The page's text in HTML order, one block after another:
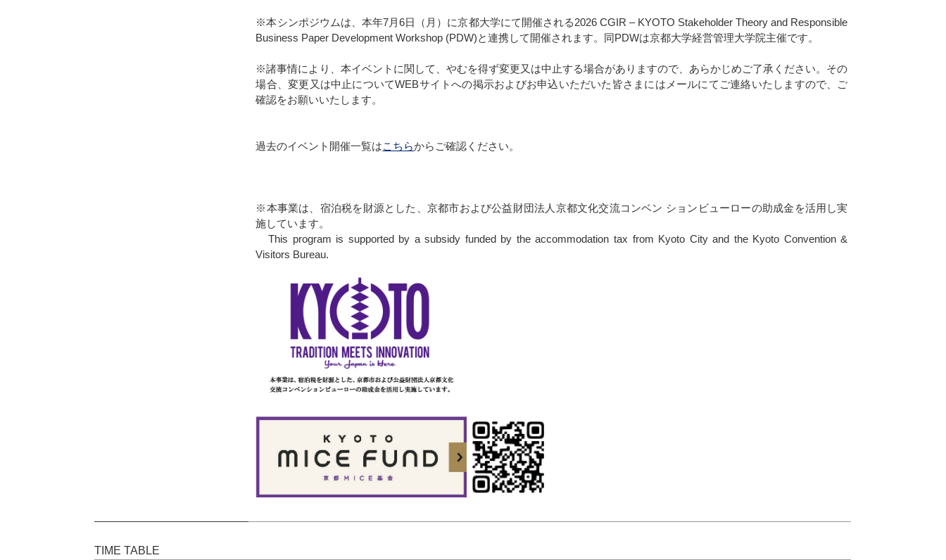
※本シンポジウムは、本年7月6日（月）に京都大学にて開催される2026 CGIR – KYOTO Stakeholder Theory and Responsible
Business Paper Development Workshop (PDW)と連携して開催されます。同PDWは京都大学経営管理大学院主催です。
※諸事情により、本イベントに関して、やむを得ず変更又は中止する場合がありますので、あらかじめご了承ください。その
場合、変更又は中止についてWEBサイトへの掲示およびお申込いただいた皆さまにはメールにてご連絡いたしますので、ご
確認をお願いいたします。
過去のイベント開催一覧はこちらからご確認ください。
※本事業は、宿泊税を財源とした、京都市および公益財団法人京都文化交流コンベン ションビューローの助成金を活用し実
施しています。
This program is supported by a subsidy funded by the accommodation tax from Kyoto City and the Kyoto Convention &
Visitors Bureau.
TIME TABLE